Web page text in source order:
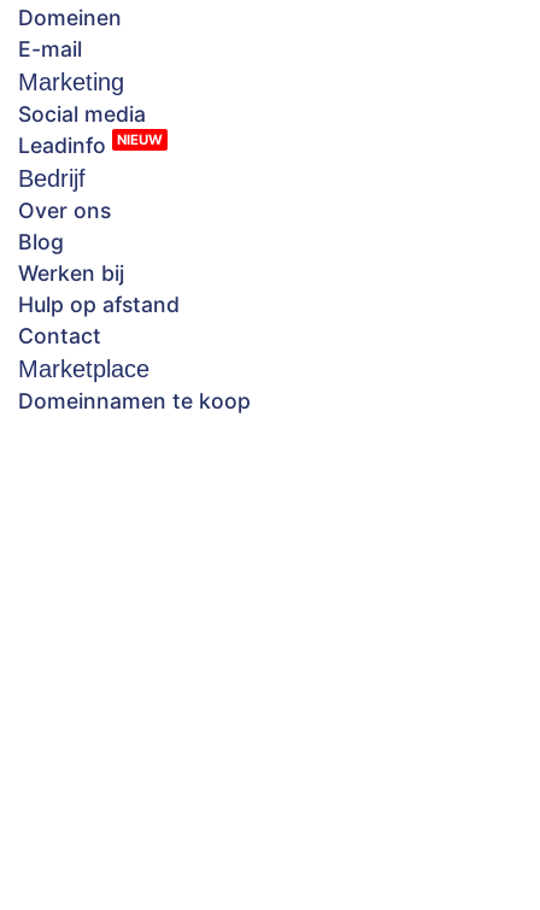
Domeinen
E-mail
Marketing
Social media
Leadinfo
NIEUW
Bedrijf
Over ons
Blog
Werken bij
Hulp op afstand
Contact
Marketplace
Domeinnamen te koop